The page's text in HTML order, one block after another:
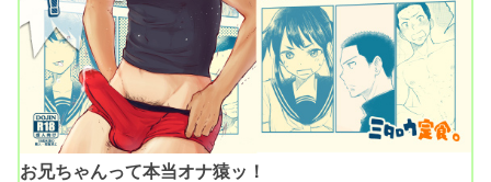
お兄ちゃんって本当オナ猿ッ！